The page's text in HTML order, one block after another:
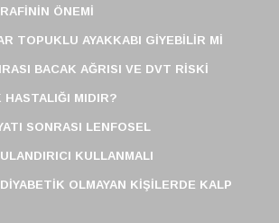
ÖNEMI
TOPUKLU AYAKKABI GIYEBILIR MI
BACAK AĞRISI VE DVT RISKI
HASTALIĞI MIDIR?
SONRASI LENFOSEL
KULLANMALI
OLMAYAN KIŞILERDE KALP